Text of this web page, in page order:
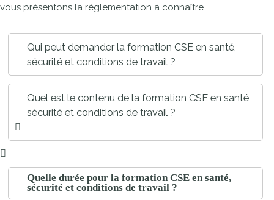
vous présentons la réglementation à connaître.
Qui peut demander la formation CSE en santé,
sécurité et conditions de travail ?
Quel est le contenu de la formation CSE en santé,
sécurité et conditions de travail ?
Quelle durée pour la formation CSE en santé,
sécurité et conditions de travail ?